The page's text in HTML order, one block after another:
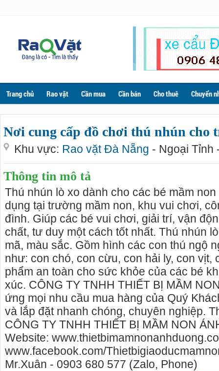
Trang chủ Rao vặt Cần mua Cần bán Cho thuê Chuyển
Nơi cung cấp đồ chơi thú nhún cho
Khu vực: Rao vặt Đà Nẵng - Ngoại Tỉnh
Thông tin mô tả
Thú nhún lò xo dành cho các bé mầm
dụng tại trường mầm non, khu vui chơi,
đình. Giúp các bé vui chơi, giải trí, vận
chất, tư duy một cách tốt nhất. Thú nhún
mã, màu sắc. Gồm hình các con thú ngộ
như: con chó, con cừu, con hải ly, con
phẩm an toàn cho sức khỏe của các bé
xúc. CÔNG TY TNHH THIẾT BỊ MẦM
ứng mọi nhu cầu mua hàng của Quý
và lắp đặt nhanh chóng, chuyên nghiệp.
CÔNG TY TNHH THIẾT BỊ MẦM NON
Website:
www.facebook.com/
Mr.Xuân - 0903 680 577 (Zalo, Phone)